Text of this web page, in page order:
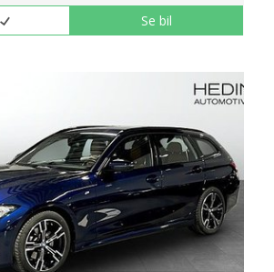
Du kan alltid ändra dina
Se bil